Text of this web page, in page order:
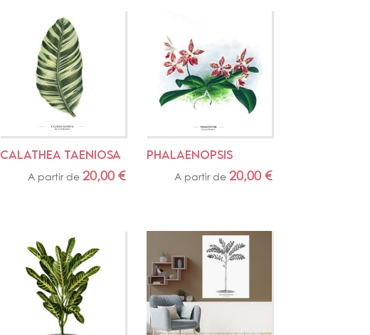
CALATHEA TAENIOSA
A partir de 20,00 €
PHALAENOPSIS
A partir de20,00€